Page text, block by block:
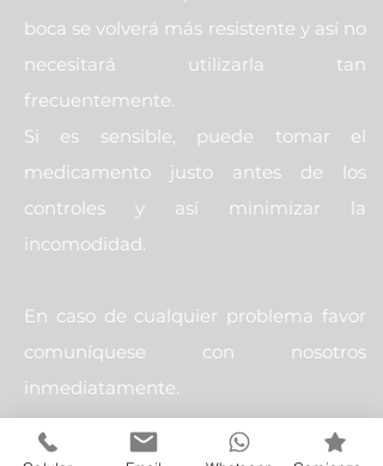
boca se volverá más resistente y así no
necesitará utilizarla tan
frecuentemente.
Si es sensible, puede tomar el
medicamento justo antes de los
controles y así minimizar la
incomodidad.
En caso de cualquier problema favor
comuníquese con nosotros
inmediatamente.